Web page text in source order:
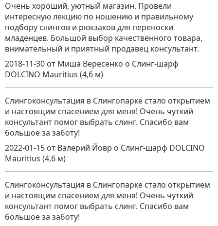
Очень хороший, уютный магазин. Провели
интересную лекцию по ношению и правильному
подбору слингов и рюкзаков для переноски
младенцев. Большой выбор качественного товара,
внимательный и приятный продавец консультант.
2018-11-30 от Миша Вересенко о Слинг-шарф
DOLCINO Mauritius (4,6 м)
Слингоконсультация в Слингопарке стало открытием
и настоящим спасением для меня! Очень чуткий
консультант помог выбрать слинг. Спасибо вам
большое за заботу!
2022-01-15 от Валерий Йовр о Слинг-шарф DOLCINO
Mauritius (4,6 м)
Слингоконсультация в Слингопарке стало открытием
и настоящим спасением для меня! Очень чуткий
консультант помог выбрать слинг. Спасибо вам
большое за заботу!